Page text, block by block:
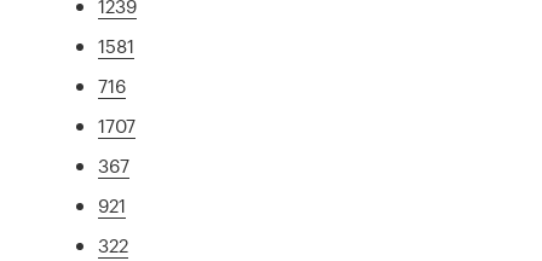
1239
1581
716
1707
367
921
322